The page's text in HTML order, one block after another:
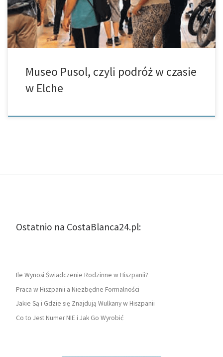
Museo Pusol, czyli podróż w czasie
w Elche
Ostatnio na CostaBlanca24.pl:
Ile Wynosi Świadczenie Rodzinne w Hiszpanii?
Praca w Hiszpanii a Niezbędne Formalności
Jakie Są i Gdzie się Znajdują Wulkany w Hiszpanii
Co to Jest Numer NIE i Jak Go Wyrobić